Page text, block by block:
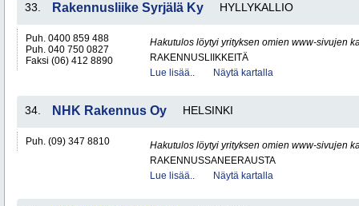
33. Rakennusliike Syrjälä Ky HYLLYKALLIO
Puh. 0400 859 488
Puh. 040 750 0827
Faksi (06) 412 8890
Hakutulos löytyi yrityksen omien www-sivujen
RAKENNUSLIIKKEITÄ
Lue lisää..
Näytä kartalla
34. NHK Rakennus Oy HELSINKI
Puh. (09) 347 8810
Hakutulos löytyi yrityksen omien www-sivujen
RAKENNUSSANEERAUSTA
Lue lisää..
Näytä kartalla